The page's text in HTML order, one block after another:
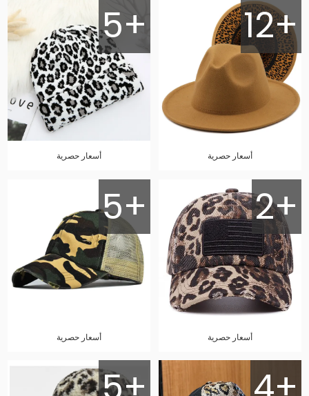
12+
أسعار حصرية
5+
أسعار حصرية
2+
أسعار حصرية
5+
أسعار حصرية